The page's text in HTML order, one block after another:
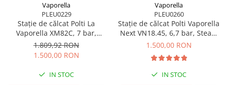
Vaporella
PLEU0229
Stație de călcat Polti La
Vaporella XM82C, 7 bar,
Steam Pulse 450 g
1.809,92 RON
1.500,00 RON
IN STOC
Vaporella
PLEU0260
Stație de călcat Polti Vaporella
Next VN18.45, 6,7 bar, Steam
Pulse 430 g
1.500,00 RON
IN STOC